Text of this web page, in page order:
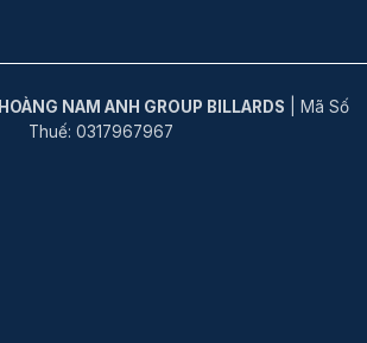
HOÀNG NAM ANH GROUP BILLARDS | Mã Số
Thuế: 0317967967